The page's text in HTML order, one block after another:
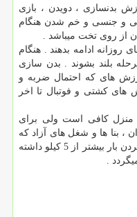
بدنسازی ، دویدن ، بازی
و جنسی و خم شدن هنگام
از روی تخت میباشد .
روزانه ادامه بدهند . هنگام
بلند بشوند . بدن سازی
های که احتمال ضربه و
کشتی و فوتبال تا اخر
منزل کافی است ولی برای
، بنا ها و شغل های آزاد که
فعالیت آنها سنگین بوده و احتمال بلند کردن بار بیشتر از 5 کیلو داشته